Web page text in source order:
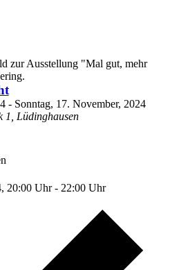
- Sonntag, 17. November, 2024
1, Lüdinghausen
20:00 Uhr- 22:00 Uhr